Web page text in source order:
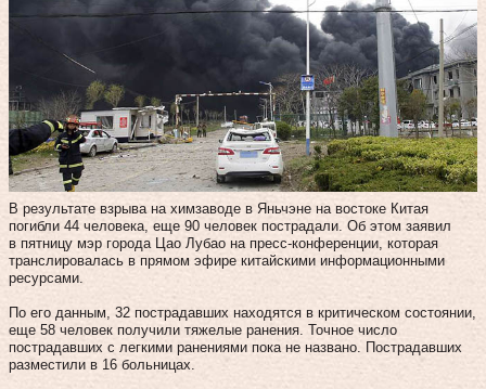
В результате взрыва на химзаводе в Яньчэне на востоке Китая
погибли 44 человека, еще 90 человек пострадали. Об этом заявил
в пятницу мэр города Цао Лубао на пресс-конференции, которая
транслировалась в прямом эфире китайскими информационными
ресурсами.
По его данным, 32 пострадавших находятся в критическом состоянии,
еще 58 человек получили тяжелые ранения. Точное число
пострадавших с легкими ранениями пока не названо. Пострадавших
разместили в 16 больницах.